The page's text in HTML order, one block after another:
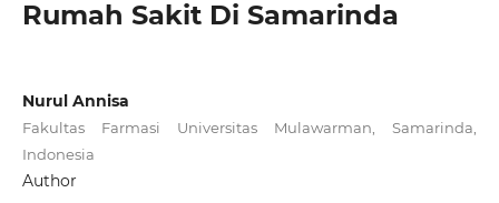
Rumah Sakit Di Samarinda
Nurul Annisa
Fakultas Farmasi Universitas Mulawarman, Samarinda,
Indonesia
Author